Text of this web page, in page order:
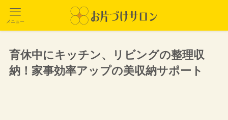
メニュー
育休中にキッチン、リビングの整理収
納！家事効率アップの美収納サポート